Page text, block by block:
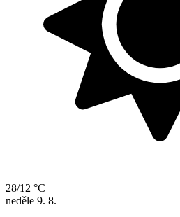
28/12 °C
neděle 9. 8.